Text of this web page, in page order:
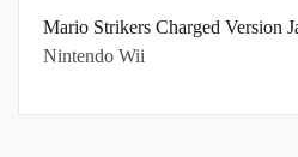
Mario Strikers Charged Version
Nintendo Wii